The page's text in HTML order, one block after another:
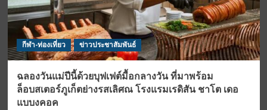
กีฬา-ท่องเที่ยว ข่าวประชาสัมพันธ์
ฉลองวันแม่ปีนี้ด้วยบุฟเฟต์มื้อกลางวัน ที่มาพร้อม
ล็อบสเตอร์ภูเก็ตย่างรสเลิศณ โรงแรมเรดิสัน ชาโต เดอ
แบบงคอค